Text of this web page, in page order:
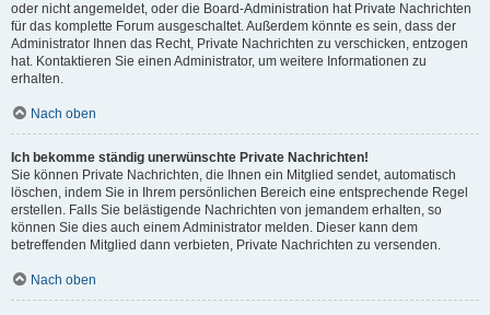
oder nicht angemeldet, oder die Board-Administration hat Private Nachrichten
für das komplette Forum ausgeschaltet. Außerdem könnte es sein, dass der
Administrator Ihnen das Recht, Private Nachrichten zu verschicken, entzogen
hat. Kontaktieren Sie einen Administrator, um weitere Informationen zu
erhalten.
Nach oben
Ich bekomme ständig unerwünschte Private Nachrichten!
Sie können Private Nachrichten, die Ihnen ein Mitglied sendet, automatisch
löschen, indem Sie in Ihrem persönlichen Bereich eine entsprechende Regel
erstellen. Falls Sie belästigende Nachrichten von jemandem erhalten, so
können Sie dies auch einem Administrator melden. Dieser kann dem
betreffenden Mitglied dann verbieten, Private Nachrichten zu versenden.
Nach oben